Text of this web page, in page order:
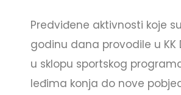
Predviđene aktivnosti koje
godinu dana provodile u KK
u sklopu sportskog
leđima konja do nove